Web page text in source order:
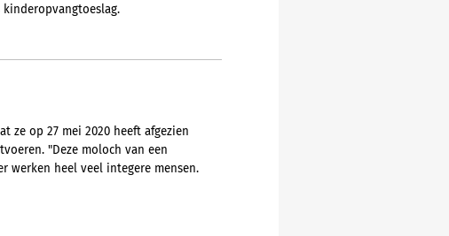
ze op 27 mei 2020 heeft afgezien
"Deze moloch van een
werken heel veel integere mensen.